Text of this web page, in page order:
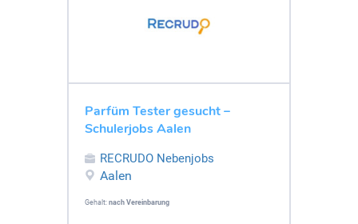
Parfüm Tester gesucht –
Schulerjobs Aalen
RECRUDO Nebenjobs
Aalen
Gehalt: nach Vereinbarung